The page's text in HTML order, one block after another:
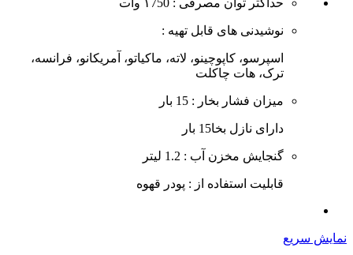
حداکثر توان مصرفی : ۱750 وات
نوشیدنی های قابل تهیه :
اسپرسو، کاپوچینو، لاته، ماکیاتو، آمریکانو، فرانسه،
ترک، هات چاکلت
میزان فشار بخار : 15 بار
دارای نازل بخا15 بار
گنجایش مخزن آب : 1.2 لیتر
قابلیت استفاده از : پودر قهوه
نمایش سریع